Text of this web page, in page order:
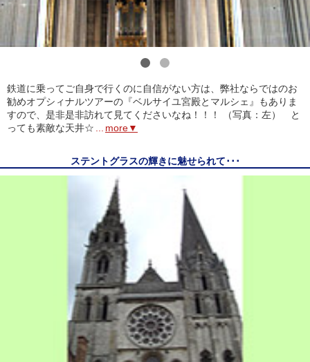
鉄道に乗ってご自身で行くのに自信がない方は、弊社ならではのお
勧めオプシィナルツアーの『ベルサイユ宮殿とマルシェ』もありま
すので、是非是非訪れて見てくださいなね！！！ （写真：左） と
っても素敵な天井☆ ... more▼
ステントグラスの輝きに魅せられて･･･